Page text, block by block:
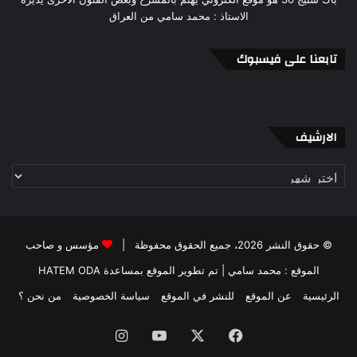
الاستاذ : محمد سامي من العراق
تابعنا على فيسبوك
الارشيف
© حقوق النشر 2026، جميع الحقوق محفوظة |
مؤسس و صاحب
الموقع : محمد سامي
| تم تطوير الموقع بمساعدة HATEM ODA
الرئيسية
عن الموقع للنشر في الموقع سياسة الخصوصية من نحن ؟
فيسبوك ‫YouTube